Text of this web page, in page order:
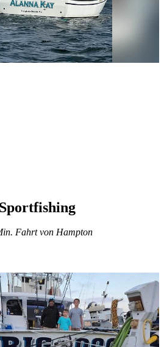
Fahrt von Hampton